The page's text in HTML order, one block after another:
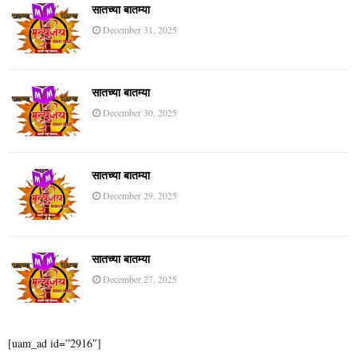
सातच्या बातम्या
December 31, 2025
सातच्या बातम्या
December 30, 2025
सातच्या बातम्या
December 29, 2025
सातच्या बातम्या
December 27, 2025
[uam_ad id=”2916″]